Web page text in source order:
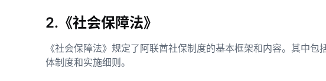
2.《社会保障法》
《社会保障法》规定了阿联酋社保制度的基本框架和内容。其中
体制度和实施细则。